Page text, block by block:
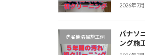
2026年7
洗濯機清掃施工例
パナソ
ング施